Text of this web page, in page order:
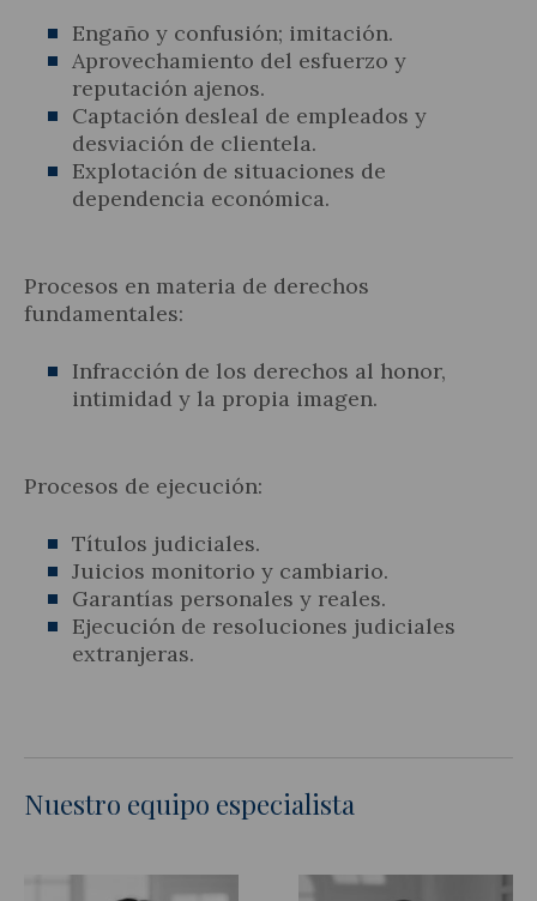
Engaño y confusión; imitación.
Aprovechamiento del esfuerzo y
reputación ajenos.
Captación desleal de empleados y
desviación de clientela.
Explotación de situaciones de
dependencia económica.
Procesos en materia de derechos
fundamentales:
Infracción de los derechos al honor,
intimidad y la propia imagen.
Procesos de ejecución:
Títulos judiciales.
Juicios monitorio y cambiario.
Garantías personales y reales.
Ejecución de resoluciones judiciales
extranjeras.
Nuestro equipo especialista